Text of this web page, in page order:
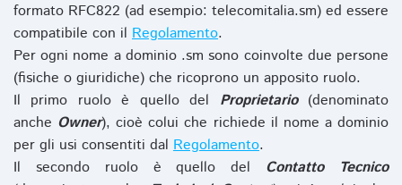
formato RFC822 (ad esempio: telecomitalia.sm) ed essere
compatibile con il Regolamento.
Per ogni nome a dominio .sm sono coinvolte due persone
(fisiche o giuridiche) che ricoprono un apposito ruolo.
Il primo ruolo è quello del Proprietario(denominato
anche Owner), cioè colui che richiede il nome a dominio
per gli usi consentiti dal Regolamento.
Il secondo ruolo è quello del Contatto Tecnico